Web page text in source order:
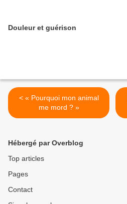
Douleur et guérison
< « Pourquoi mon animal
me mord ? »
Hébergé par Overblog
Top articles
Pages
Contact